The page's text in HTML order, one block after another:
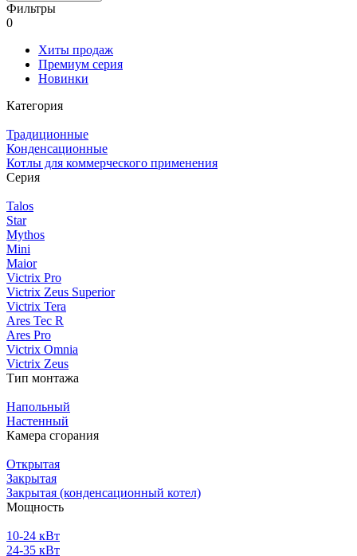
Фильтры
0
Хиты продаж
Премиум серия
Новинки
Категория
Традиционные
Конденсационные
Котлы для коммерческого применения
Серия
Talos
Star
Mythos
Mini
Maior
Victrix Pro
Victrix Zeus Superior
Victrix Tera
Ares Tec R
Ares Pro
Victrix Omnia
Victrix Zeus
Тип монтажа
Напольный
Настенный
Камера сгорания
Открытая
Закрытая
Закрытая (конденсационный котел)
Мощность
10-24 кВт
24-35 кВт